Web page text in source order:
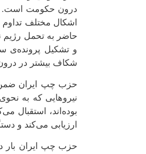
درون حکومت است.
اشکال مختلف
حاضر بە تحمل رژیم
و تشکیل پروندە‌ی
شکاف بیشتر در
حزب چپ ایران ضمن
نیروهایی کە بە
بودەاند، استقبال
ارزیابی می‌کند و
حزب چپ ایران بار